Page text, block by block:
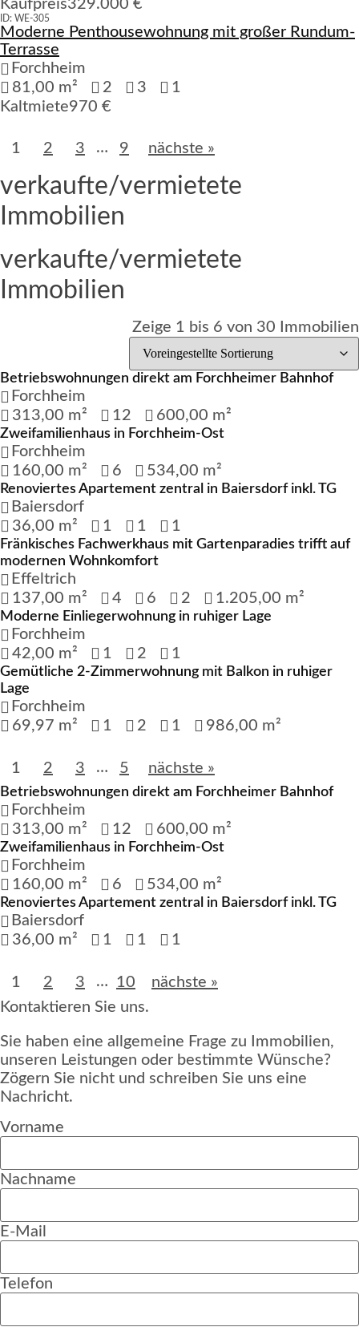
Kaufpreis329.000 €
Verfügbar
ID: WE-305
Moderne Penthousewohnung mit großer Rundum-
Terrasse
Forchheim
81,00 m²
2 3
1
Kaltmiete970 €
1 2 3 … 9 nächste »
verkaufte/vermietete
Immobilien
verkaufte/vermietete
Immobilien
Zeige 1 bis 6 von 30 Immobilien
Betriebswohnungen direkt am Forchheimer Bahnhof
Forchheim
313,00 m²
12 600,00 m²
Zweifamilienhaus in Forchheim-Ost
Forchheim
160,00 m²
6 534,00 m²
Renoviertes Apartement zentral in Baiersdorf inkl. TG
Baiersdorf
36,00 m²
1 1 1
Fränkisches Fachwerkhaus mit Gartenparadies trifft auf
modernen Wohnkomfort
Effeltrich
137,00 m²
4 6 2 1.205,00 m²
Moderne Einliegerwohnung in ruhiger Lage
Forchheim
42,00 m²
1 2 1
Gemütliche 2-Zimmerwohnung mit Balkon in ruhiger
Lage
Forchheim
69,97 m²
1 2 1 986,00 m²
1 2 3 … 5 nächste »
Betriebswohnungen direkt am Forchheimer Bahnhof
Forchheim
313,00 m²
12 600,00 m²
Zweifamilienhaus in Forchheim-Ost
Forchheim
160,00 m²
6 534,00 m²
Renoviertes Apartement zentral in Baiersdorf inkl. TG
Baiersdorf
36,00 m²
1 1 1
1 2 3 … 10
nächste »
Kontaktieren Sie uns.
Sie haben eine allgemeine Frage zu Immobilien,
unseren Leistungen oder bestimmte Wünsche?
Zögern Sie nicht und schreiben Sie uns eine
Nachricht.
Vorname
Nachname
E-Mail
Telefon